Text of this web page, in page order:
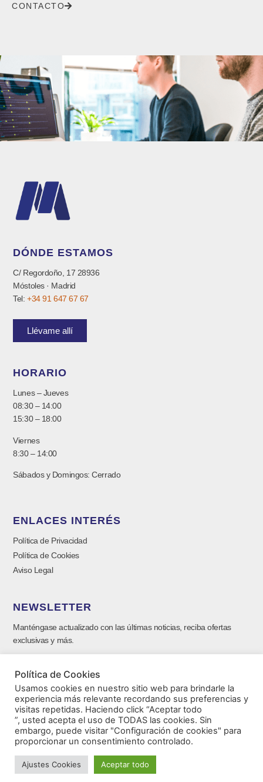
CONTACTO
DÓNDE ESTAMOS
C/ Regordoño, 17 28936
Móstoles · Madrid
Tel:+34 91 647 67 67
Llévame allí
HORARIO
Lunes – Jueves
08:30 – 14:00
15:30 – 18:00
Viernes
8:30 – 14:00
Sábados y Domingos: Cerrado
ENLACES INTERÉS
Política de Privacidad
Política de Cookies
Aviso Legal
NEWSLETTER
Manténgase actualizado con las últimas noticias, reciba ofertas
exclusivas y más.
SUSCRIBIRSE ⟶
Política de Cookies
Usamos cookies en nuestro sitio web para brindarle la
experiencia más relevante recordando sus preferencias y
visitas repetidas. Haciendo click “Aceptar todo
”, usted acepta el uso de TODAS las cookies. Sin
embargo, puede visitar "Configuración de cookies" para
proporcionar un consentimiento controlado.
Ajustes Cookies Aceptar todo